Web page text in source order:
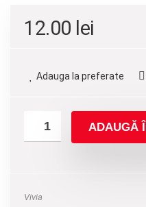
12.00 lei
Adauga la preferate
ADAUGĂ
Vivia